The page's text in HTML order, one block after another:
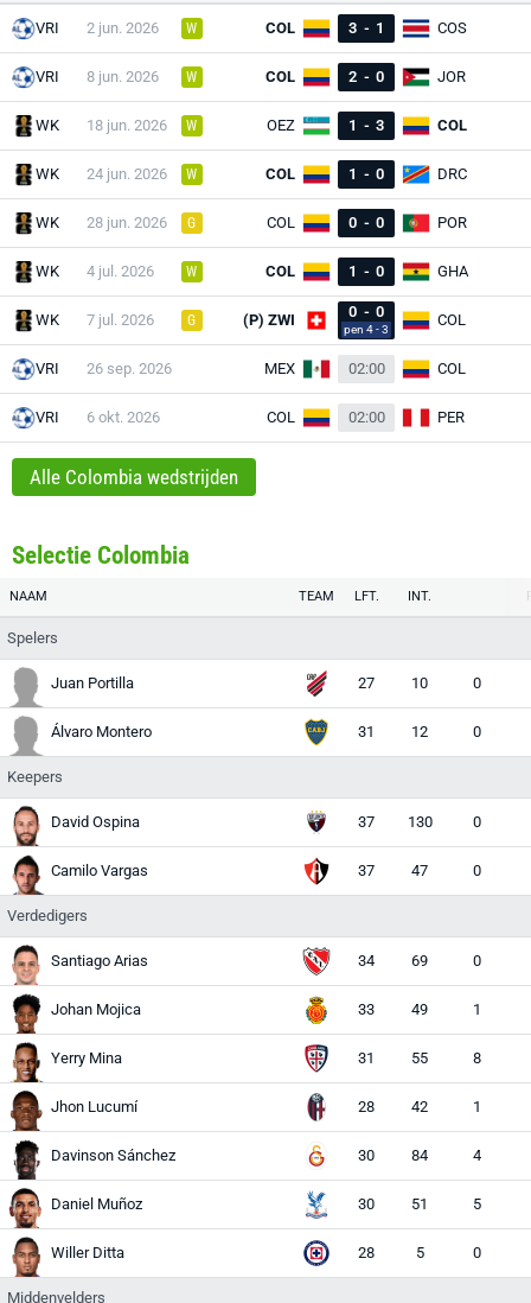
VRI 2 jun. 2026 W COL 3 - 1 COS
VRI 8 jun. 2026 W COL 2 - 0 JOR
WK 18 jun. 2026 W OEZ 1 - 3 COL
WK 24 jun. 2026 W COL 1 - 0 DRC
WK 28 jun. 2026 G COL 0 - 0 POR
WK 4 jul. 2026 W COL 1 - 0 GHA
WK 7 jul. 2026 G (P) ZWI 0 - 0
pen 4 - 3
COL
VRI 26 sep. 2026 MEX 02:00 COL
VRI 6 okt. 2026 COL 02:00 PER
Alle Colombia wedstrijden
Selectie Colombia
NAAM TEAM LFT. INT.
Spelers
Juan Portilla 27 10 0
Álvaro Montero 31 12 0
Keepers
David Ospina 37 130 0
Camilo Vargas 37 47 0
Verdedigers
Santiago Arias 34 69 0
Johan Mojica 33 49 1
Yerry Mina 31 55 8
Jhon Lucumí 28 42 1
Davinson Sánchez 30 84 4
Daniel Muñoz 30 51 5
Willer Ditta 28 5 0
Middenvelders